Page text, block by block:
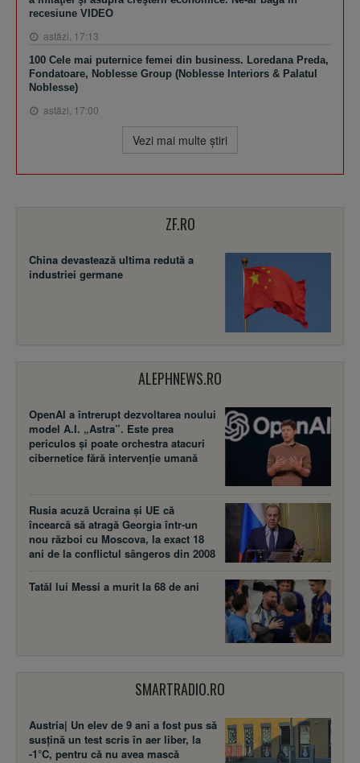
recesiune VIDEO
astăzi, 17:13
100 Cele mai puternice femei din business. Loredana Preda,
Fondatoare, Noblesse Group (Noblesse Interiors & Palatul
Noblesse)
astăzi, 17:00
Vezi mai multe ştiri
ZF.RO
China devastează ultima redută a
industriei germane
ALEPHNEWS.RO
OpenAI a întrerupt dezvoltarea noului
model A.I. „Astra”. Este prea
periculos și poate orchestra atacuri
cibernetice fără intervenție umană
Rusia acuză Ucraina şi UE că
încearcă să atragă Georgia într-un
nou război cu Moscova, la exact 18
ani de la conflictul sângeros din 2008
Tatăl lui Messi a murit la 68 de ani
SMARTRADIO.RO
Austria| Un elev de 9 ani a fost pus să
susţină un test scris în aer liber, la
-1°C, pentru că nu avea mască